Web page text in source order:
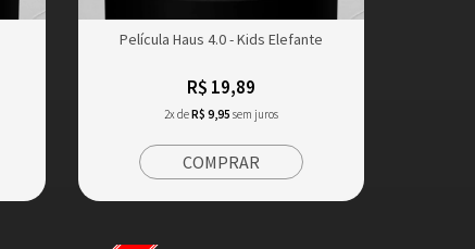
Película Haus 4.0 - Kids Elefante
R$ 19,89
2x deR$ 9,95 sem juros
COMPRAR